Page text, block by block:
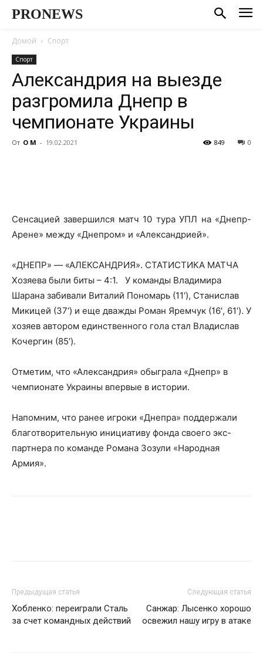
PRONEWS
Домой Спорт
Спорт
Александрия на выезде
разгромила Днепр в
чемпионате Украины
От О М - 19.02.2021 0
849
Сенсацией завершился матч 10 тура УПЛ на «Днепр-
Арене» между «Днепром» и «Александрией».
«ДНЕПР» — «АЛЕКСАНДРИЯ». СТАТИСТИКА МАТЧА
Хозяева были биты – 4:1. У команды Владимира
Шарана забивали Виталий Пономарь (11‘), Станислав
Микицей (37‘) и еще дважды Роман Яремчук (16′, 61‘). У
хозяев автором единственного гола стал Владислав
Кочергин (85′).
Отметим, что «Александрия» обыграла «Днепр» в
чемпионате Украины впервые в истории.
Напомним, что ранее игроки «Днепра» поддержали
благотворительную инициативу фонда своего экс-
партнера по команде Романа Зозули «Народная
Армия».
Предыдущая статья
Хобленко: переиграли Сталь
за счет командных действий
Следующая статья
Санжар: Лысенко хорошо
освежил нашу игру в атаке